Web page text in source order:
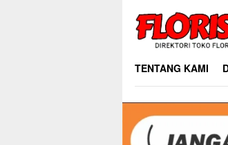
content
TENTANG KAMI